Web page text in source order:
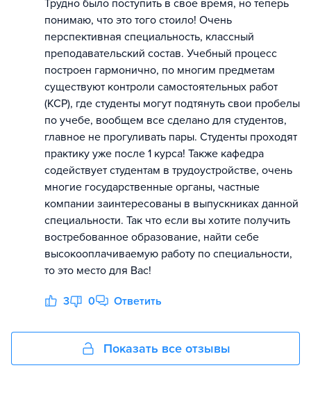
Трудно было поступить в свое время, но теперь
понимаю, что это того стоило! Очень
перспективная специальность, классный
преподавательский состав. Учебный процесс
построен гармонично, по многим предметам
существуют контроли самостоятельных работ
(КСР), где студенты могут подтянуть свои пробелы
по учебе, вообщем все сделано для студентов,
главное не прогуливать пары. Студенты проходят
практику уже после 1 курса! Также кафедра
содействует студентам в трудоустройстве, очень
многие государственные органы, частные
компании заинтересованы в выпускниках данной
специальности. Так что если вы хотите получить
востребованное образование, найти себе
высокооплачиваемую работу по специальности,
то это место для Вас!
3 0 Ответить
Показать все отзывы